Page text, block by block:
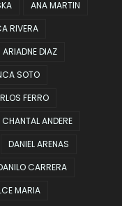
ANA MARTIN
RIVERA
ARIADNE DIAZ
SOTO
FERRO
CHANTAL ANDERE
DANIEL ARENAS
CARRERA
MARIA